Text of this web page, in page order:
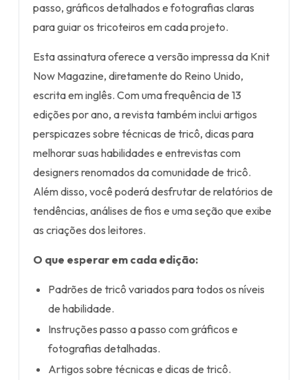
passo, gráficos detalhados e fotografias claras
para guiar os tricoteiros em cada projeto.
Esta assinatura oferece a versão impressa da Knit
Now Magazine, diretamente do Reino Unido,
escrita em inglês. Com uma frequência de 13
edições por ano, a revista também inclui artigos
perspicazes sobre técnicas de tricô, dicas para
melhorar suas habilidades e entrevistas com
designers renomados da comunidade de tricô.
Além disso, você poderá desfrutar de relatórios de
tendências, análises de fios e uma seção que exibe
as criações dos leitores.
O que esperar em cada edição:
Padrões de tricô variados para todos os níveis
de habilidade.
Instruções passo a passo com gráficos e
fotografias detalhadas.
Artigos sobre técnicas e dicas de tricô.